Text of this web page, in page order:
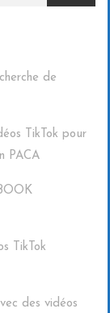
de
TikTok pour
PACA
TikTok
des vidéos